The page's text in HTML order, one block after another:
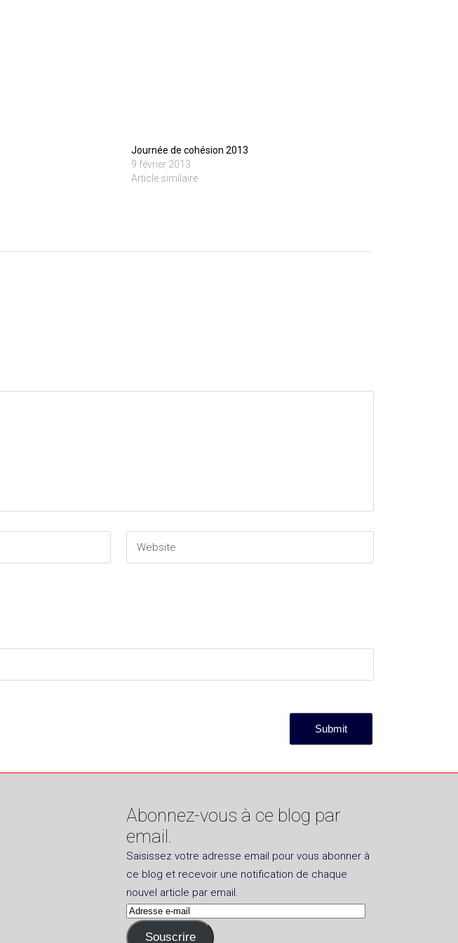
Journée de cohésion 2013
9 février 2013
Article similaire
Abonnez-vous à ce blog par
email.
Saisissez votre adresse email pour vous abonner à
ce blog et recevoir une notification de chaque
nouvel article par email.
Adresse
e-
Souscrire